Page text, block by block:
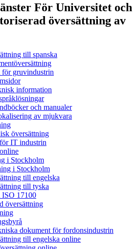
För Universitet och
översättning av
till spanska
för gruvindustrin
information
och manualer
av mjukvara
översättning
IT industrin
i Stockholm
i Stockholm
till engelska
till tyska
ISO 17100
översättning
dokument för fordonsindustrin
till engelska online